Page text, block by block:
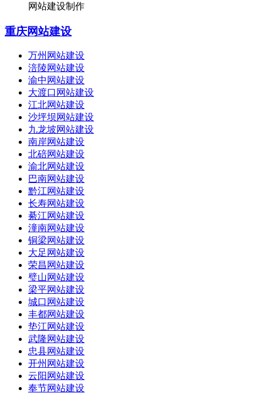
网站建设制作
重庆网站建设
万州网站建设
涪陵网站建设
渝中网站建设
大渡口网站建设
江北网站建设
沙坪坝网站建设
九龙坡网站建设
南岸网站建设
北碚网站建设
渝北网站建设
巴南网站建设
黔江网站建设
长寿网站建设
綦江网站建设
潼南网站建设
铜梁网站建设
大足网站建设
荣昌网站建设
璧山网站建设
梁平网站建设
城口网站建设
丰都网站建设
垫江网站建设
武隆网站建设
忠县网站建设
开州网站建设
云阳网站建设
奉节网站建设